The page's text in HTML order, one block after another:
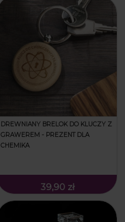
DREWNIANY BRELOK DO KLUCZY Z
GRAWEREM - PREZENT DLA
CHEMIKA
39,90 zł